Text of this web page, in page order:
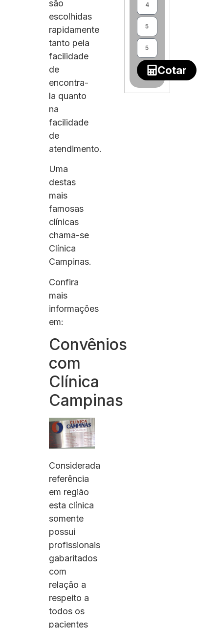
são
escolhidas
rapidamente
tanto pela
facilidade
de
encontra-
la quanto
na
facilidade
de
atendimento.
Uma
destas
mais
famosas
clínicas
chama-se
Clínica
Campinas.
Confira
mais
informações
em:
Convênios
com
Clínica
Campinas
Considerada
referência
em região
esta clínica
somente
possui
profissionais
gabaritados
com
relação a
respeito a
todos os
pacientes
Cotar